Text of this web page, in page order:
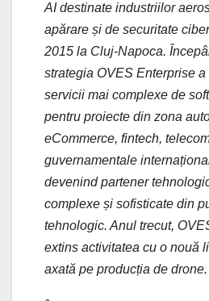
AI destinate industriilor
apărare și de securitate
2015 la Cluj-Napoca.
strategia OVES Enterprise
servicii mai complexe de
pentru proiecte din zona
eCommerce, fintech,
guvernamentale
devenind partener
complexe și sofisticate din
tehnologic. Anul trecut,
extins activitatea cu o nouă
axată pe producția de drone.